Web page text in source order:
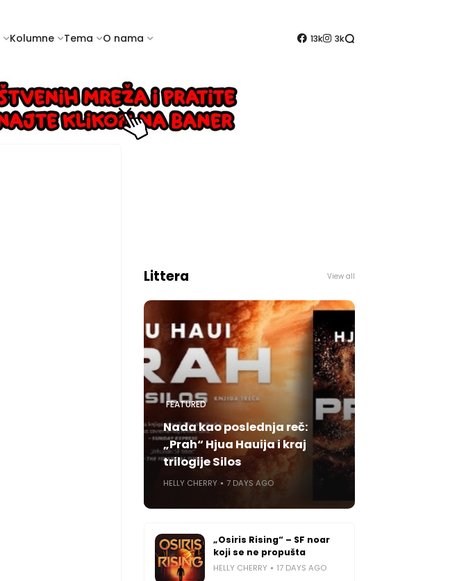
Kolumne Tema O nama 13k 3k
Littera View all
FEATURED
Nada kao poslednja reč:
„Prah“ Hjua Hauija i kraj
trilogije Silos
HELLY CHERRY 7 DAYS AGO
„Osiris Rising“ – SF noar
koji se ne propušta
HELLY CHERRY 17 DAYS AGO